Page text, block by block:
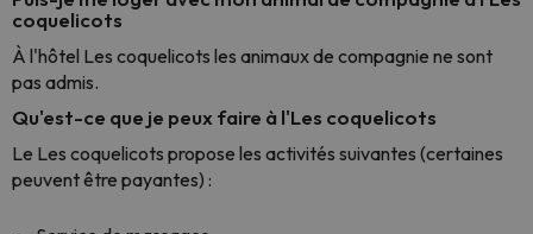
coquelicots
À l'hôtel Les coquelicots les animaux de compagnie ne sont
pas admis.
Qu'est-ce que je peux faire à l'Les coquelicots
Le Les coquelicots propose les activités suivantes (certaines
peuvent être payantes) :